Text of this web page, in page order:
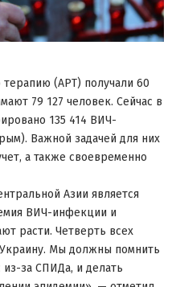
(АРТ) получали 60
79 127 человек. Сейчас в
135 414 ВИЧ-
Важной задачей для них
а также своевременно
Азии является
ВИЧ-инфекции и
расти. Четверть всех
Мы должны помнить
из-за СПИДа, и делать